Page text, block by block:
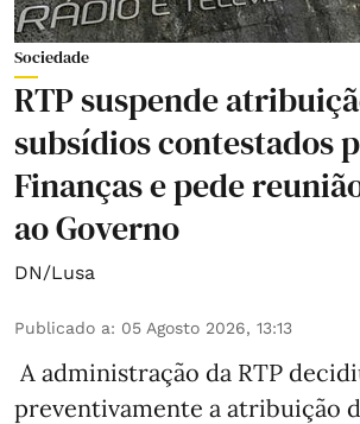
Sociedade
RTP suspende
subsídios contestados
Finanças e pede
ao Governo
DN/Lusa
Publicado a: 05 Agosto 2026, 13:13
A administração da RTP
preventivamente a atribuição